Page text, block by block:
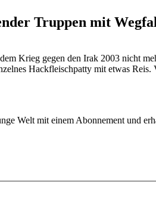
Truppen mit
Krieg gegen den Irak 2003 nicht
Hackfleischpatty mit etwas
Welt mit einem Abonnement und